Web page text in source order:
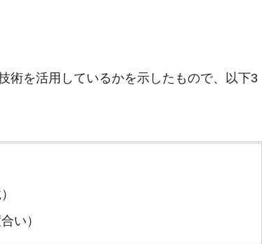
術を活用しているかを示したもので、以下3
い）